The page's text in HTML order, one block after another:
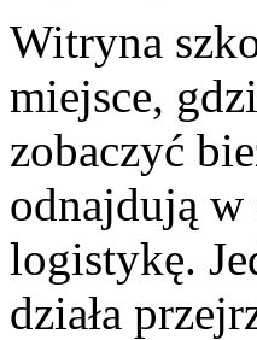
Witryna
miejsce,
zobaczyć
odnajdują
logistykę.
działa